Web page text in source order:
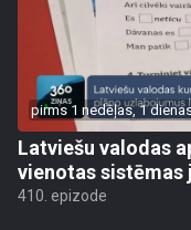
pirms 1 nedēļas, 1
Latviešu valodas
vienotas sistēmas
410. epizode